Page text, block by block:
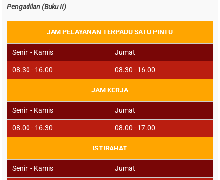
Pengadilan (Buku II)
JAM PELAYANAN TERPADU SATU PINTU
Senin - Kamis Jumat
08.30 - 16.00 08.30 - 16.00
JAM KERJA
Senin - Kamis Jumat
08.00 - 16.30 08.00 - 17.00
ISTIRAHAT
Senin - Kamis Jumat